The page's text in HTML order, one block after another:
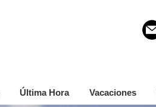
Última Hora Vacaciones